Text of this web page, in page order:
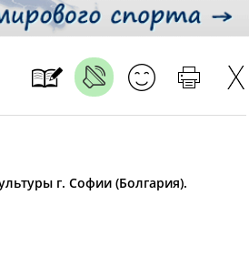
У кого
г. Софии (Болгария).